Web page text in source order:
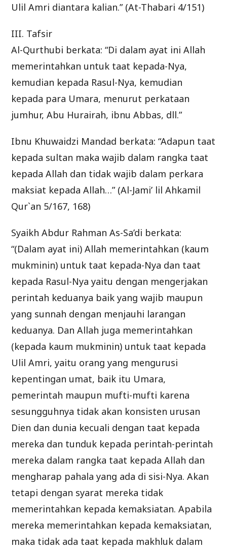
Ulil Amri diantara kalian.” (At-Thabari 4/151)
III. Tafsir
Al-Qurthubi berkata: “Di dalam ayat ini Allah
memerintahkan untuk taat kepada-Nya,
kemudian kepada Rasul-Nya, kemudian
kepada para Umara, menurut perkataan
jumhur, Abu Hurairah, ibnu Abbas, dll.”
Ibnu Khuwaidzi Mandad berkata: “Adapun taat
kepada sultan maka wajib dalam rangka taat
kepada Allah dan tidak wajib dalam perkara
maksiat kepada Allah…” (Al-Jami’ lil Ahkamil
Qur`an 5/167, 168)
Syaikh Abdur Rahman As-Sa’di berkata:
“(Dalam ayat ini) Allah memerintahkan (kaum
mukminin) untuk taat kepada-Nya dan taat
kepada Rasul-Nya yaitu dengan mengerjakan
perintah keduanya baik yang wajib maupun
yang sunnah dengan menjauhi larangan
keduanya. Dan Allah juga memerintahkan
(kepada kaum mukminin) untuk taat kepada
Ulil Amri, yaitu orang yang mengurusi
kepentingan umat, baik itu Umara,
pemerintah maupun mufti-mufti karena
sesungguhnya tidak akan konsisten urusan
Dien dan dunia kecuali dengan taat kepada
mereka dan tunduk kepada perintah-perintah
mereka dalam rangka taat kepada Allah dan
mengharap pahala yang ada di sisi-Nya. Akan
tetapi dengan syarat mereka tidak
memerintahkan kepada kemaksiatan. Apabila
mereka memerintahkan kepada kemaksiatan,
maka tidak ada taat kepada makhluk dalam